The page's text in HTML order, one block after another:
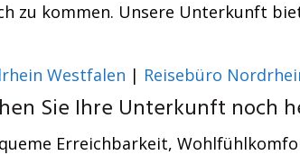
zu kommen. Unsere Unterkunft
Westfalen | Reisebüro
Sie Ihre Unterkunft noch
Erreichbarkeit,